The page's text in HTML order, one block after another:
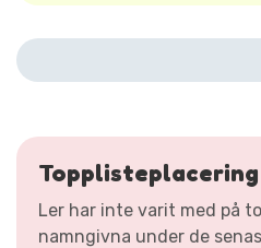
Topplisteplacering
Ler har inte varit med på
namngivna under de